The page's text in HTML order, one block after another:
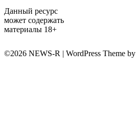
Данный ресурс
может содержать
материалы 18+
©2026 NEWS-R | WordPress Theme by